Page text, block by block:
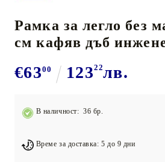
Бейзбол и софтбол
Хокей и лакрос
Основно спортно
Рамка за легло без
см кафяв дъб
€6300 12322лв.
В наличност: 36 бр.
Време за доставка: 5 до 9 дни